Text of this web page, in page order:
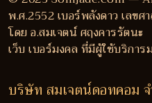
พ.ศ.2552 เบอร์พลังดาว เลขศ
โดย อ.สมเจตน์ ศฤงคารรัตนะ
เว็บ เบอร์มงคล ที่มีผู้ใช้บริกา
บริษัท สมเจตน์ดอทคอม